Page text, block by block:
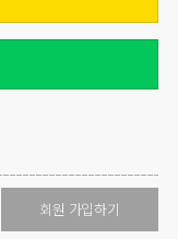
회원 가입하기